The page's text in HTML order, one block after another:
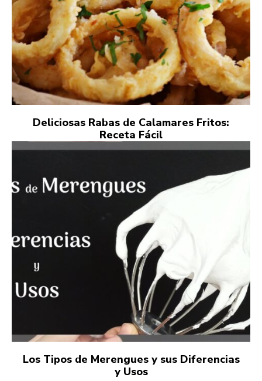
Deliciosas Rabas de Calamares Fritos:
Receta Fácil
Los Tipos de Merengues y sus Diferencias
y Usos